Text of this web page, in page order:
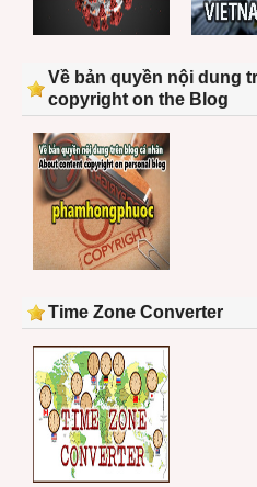
Về bản quyền nội dung
copyright on the Blog
Time Zone Converter